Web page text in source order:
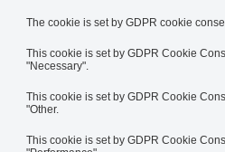
The cookie is set by GDPR cookie
This cookie is set by GDPR Cookie
"Necessary".
This cookie is set by GDPR Cookie
"Other.
This cookie is set by GDPR Cookie